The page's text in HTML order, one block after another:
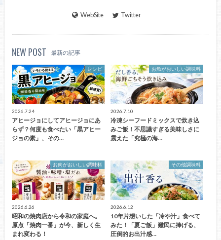
WebSite Twitter
NEW POST 最新の記事
レシピ
2026.7.24
アヒージョにしてアヒージョにあ
らず？何度も食べたい「黒アヒー
ジョの素」、その…
お魚がおいしい調味料
2026.7.10
冷凍シーフードミックスで炊き込
みご飯！不思議すぎる美味しさに
震えた「究極の海…
お肉がおいしい調味料
2026.6.26
昭和の焼肉店から令和の家庭へ。
原点「焼肉一番」が今、新しく生
まれ変わる！
その他調味料
2026.6.12
10年片想いした「冷や汁」食べて
みた！「夏ご飯」難民に捧げる、
圧倒的お出汁感…